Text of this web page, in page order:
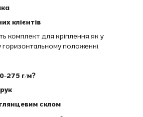
клієнтів
комплект для кріплення як у
горизонтальному положенні.
275 г/м?
склом